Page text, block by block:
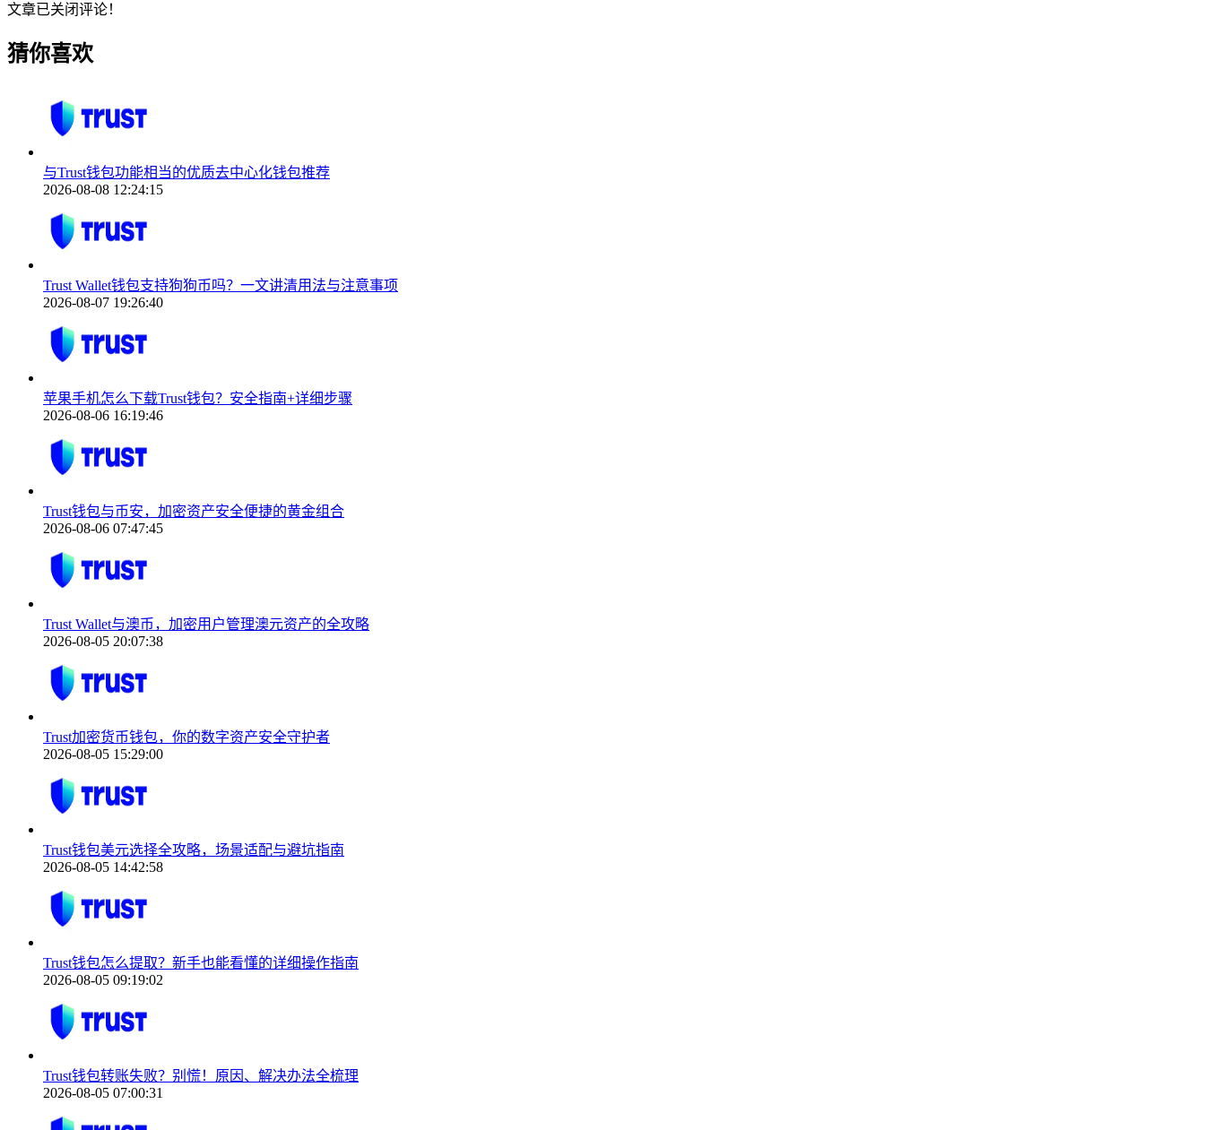
文章已关闭评论！
猜你喜欢
与Trust钱包功能相当的优质去中心化钱包推荐
2026-08-08 12:24:15
Trust Wallet钱包支持狗狗币吗？一文讲清用法与注意事项
2026-08-07 19:26:40
苹果手机怎么下载Trust钱包？安全指南+详细步骤
2026-08-06 16:19:46
Trust钱包与币安，加密资产安全便捷的黄金组合
2026-08-06 07:47:45
Trust Wallet与澳币，加密用户管理澳元资产的全攻略
2026-08-05 20:07:38
Trust加密货币钱包，你的数字资产安全守护者
2026-08-05 15:29:00
Trust钱包美元选择全攻略，场景适配与避坑指南
2026-08-05 14:42:58
Trust钱包怎么提取？新手也能看懂的详细操作指南
2026-08-05 09:19:02
Trust钱包转账失败？别慌！原因、解决办法全梳理
2026-08-05 07:00:31